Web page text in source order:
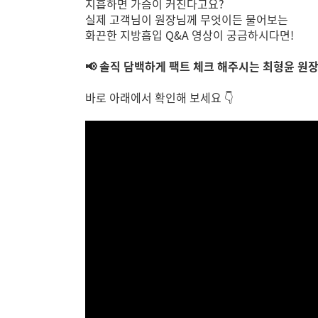
지흡하면 가슴이 커진다고요?
실제 고객님이 원장님께 무엇이든 물어보는
화끈한 지방흡입 Q&A 영상이 궁금하시다면!
📢솔직 담백하게 팩트 체크 해주시는 최형윤 원
바로 아래에서 확인해 보세요 👇